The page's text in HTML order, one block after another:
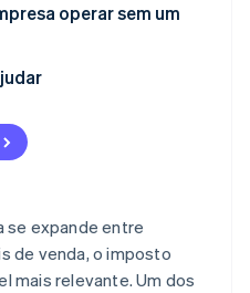
operar sem um
se expande entre
de venda, o imposto
mais relevante. Um dos